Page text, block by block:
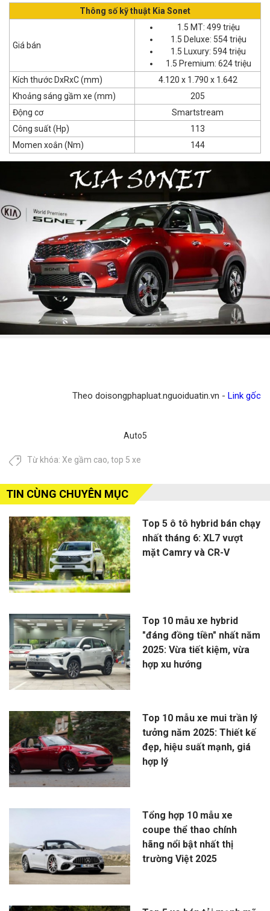
Thông số kỹ thuật Kia Sonet
Giá bán
1.5 MT: 499 triệu
1.5 Deluxe: 554 triệu
1.5 Luxury: 594 triệu
1.5 Premium: 624 triệu
Kích thước DxRxC (mm)
4.120 x 1.790 x 1.642
Khoảng sáng gầm xe (mm)
205
Động cơ
Smartstream
Công suất (Hp)
113
Momen xoắn (Nm)
144
Theo doisongphapluat.nguoiduatin.vn - Link gốc
Auto5
Từ khóa: Xe gầm cao, top 5 xe
TIN CÙNG CHUYÊN MỤC
Top 5 ô tô hybrid bán chạy
nhất tháng 6: XL7 vượt
mặt Camry và CR-V
Top 10 mẫu xe hybrid
"đáng đồng tiền" nhất năm
2025: Vừa tiết kiệm, vừa
hợp xu hướng
Top 10 mẫu xe mui trần lý
tưởng năm 2025: Thiết kế
đẹp, hiệu suất mạnh, giá
hợp lý
Tổng hợp 10 mẫu xe
coupe thể thao chính
hãng nổi bật nhất thị
trường Việt 2025